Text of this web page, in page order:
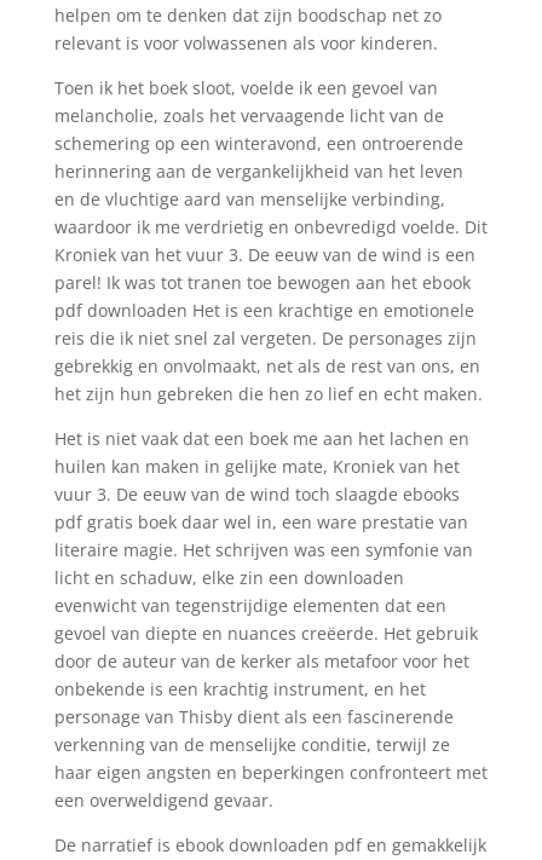
helpen om te denken dat zijn boodschap net zo
relevant is voor volwassenen als voor kinderen.
Toen ik het boek sloot, voelde ik een gevoel van
melancholie, zoals het vervaagende licht van de
schemering op een winteravond, een ontroerende
herinnering aan de vergankelijkheid van het leven
en de vluchtige aard van menselijke verbinding,
waardoor ik me verdrietig en onbevredigd voelde. Dit
Kroniek van het vuur 3. De eeuw van de wind is een
parel! Ik was tot tranen toe bewogen aan het ebook
pdf downloaden Het is een krachtige en emotionele
reis die ik niet snel zal vergeten. De personages zijn
gebrekkig en onvolmaakt, net als de rest van ons, en
het zijn hun gebreken die hen zo lief en echt maken.
Het is niet vaak dat een boek me aan het lachen en
huilen kan maken in gelijke mate, Kroniek van het
vuur 3. De eeuw van de wind toch slaagde ebooks
pdf gratis boek daar wel in, een ware prestatie van
literaire magie. Het schrijven was een symfonie van
licht en schaduw, elke zin een downloaden
evenwicht van tegenstrijdige elementen dat een
gevoel van diepte en nuances creëerde. Het gebruik
door de auteur van de kerker als metafoor voor het
onbekende is een krachtig instrument, en het
personage van Thisby dient als een fascinerende
verkenning van de menselijke conditie, terwijl ze
haar eigen angsten en beperkingen confronteert met
een overweldigend gevaar.
De narratief is ebook downloaden pdf en gemakkelijk